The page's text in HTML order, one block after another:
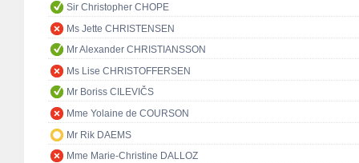
Sir Christopher CHOPE
Ms Jette CHRISTENSEN
Mr Alexander CHRISTIANSSON
Ms Lise CHRISTOFFERSEN
Mr Boriss CILEVIČS
Mme Yolaine de COURSON
Mr Rik DAEMS
Mme Marie-Christine DALLOZ